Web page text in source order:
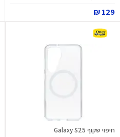
129 ₪
חיפוי שקוף Galaxy S25